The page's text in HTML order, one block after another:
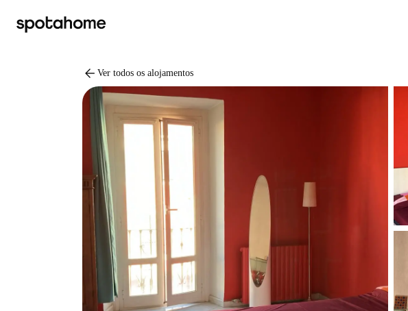
arrow_back Ver todos os alojamentos